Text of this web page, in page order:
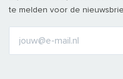
te melden voor de